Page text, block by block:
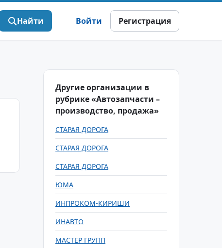
Найти Войти Регистрация
Другие организации в
рубрике «Автозапчасти –
производство, продажа»
СТАРАЯ ДОРОГА
СТАРАЯ ДОРОГА
СТАРАЯ ДОРОГА
ЮМА
ИНПРОКОМ-КИРИШИ
ИНАВТО
МАСТЕР ГРУПП